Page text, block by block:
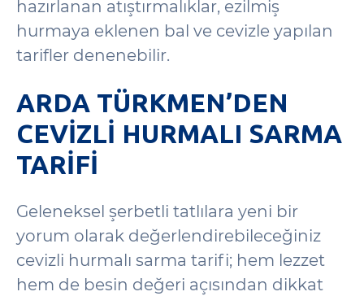
hazırlanan atıştırmalıklar, ezilmiş
hurmaya eklenen bal ve cevizle yapılan
tarifler denenebilir.
ARDA TÜRKMEN’DEN
CEVIZLI HURMALI SARMA
TARIFI
Geleneksel şerbetli tatlılara yeni bir
yorum olarak değerlendirebileceğiniz
cevizli hurmalı sarma tarifi; hem lezzet
hem de besin değeri açısından dikkat